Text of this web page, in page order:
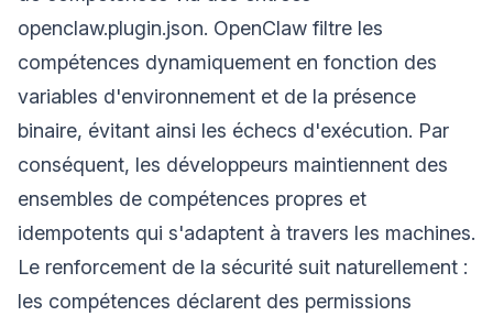
openclaw.plugin.json. OpenClaw filtre les
compétences dynamiquement en fonction des
variables d'environnement et de la présence
binaire, évitant ainsi les échecs d'exécution. Par
conséquent, les développeurs maintiennent des
ensembles de compétences propres et
idempotents qui s'adaptent à travers les machines.
Le renforcement de la sécurité suit naturellement :
les compétences déclarent des permissions